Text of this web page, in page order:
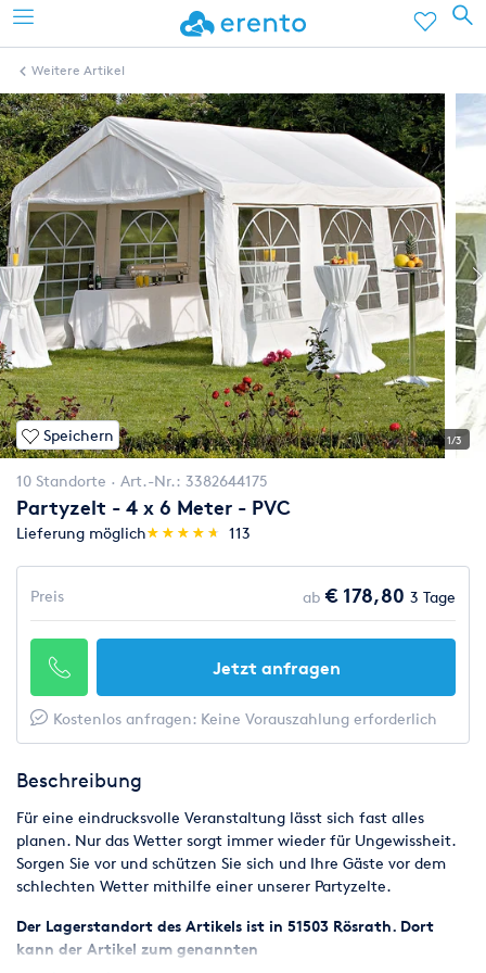
Weitere Artikel
Speichern 1/3
10 Standorte Art.-Nr.: 3382644175
Partyzelt - 4 x 6 Meter - PVC
Lieferung möglich(*)
★
★
(*)★
★
(*) ★
★
(*) ★
★
(*) ★
★ 113
Preis ab € 178,80 3 Tage
Jetzt anfragen
Kostenlos anfragen: Keine Vorauszahlung erforderlich
Beschreibung
Für eine eindrucksvolle Veranstaltung lässt sich fast alles
planen. Nur das Wetter sorgt immer wieder für Ungewissheit.
Sorgen Sie vor und schützen Sie sich und Ihre Gäste vor dem
schlechten Wetter mithilfe einer unserer Partyzelte.
Der Lagerstandort des Artikels ist in 51503 Rösrath. Dort
kann der Artikel zum genannten